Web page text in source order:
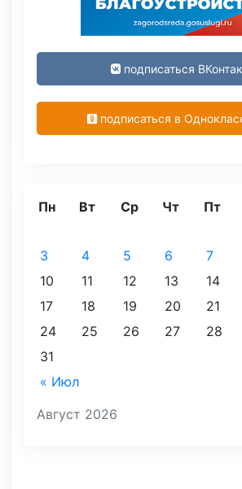
подписаться
подписаться в
Август 2026
Пн Вт Ср Чт Пт
« Июл
3
4 5 6 7
10
11 12 13 14
17
18 19 20 21
24
25 26 27 28
31